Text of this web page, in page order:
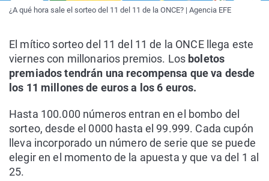
¿A qué hora sale el sorteo del 11 del 11 de la ONCE? | Agencia EFE
El mítico sorteo del 11 del 11 de la ONCE llega este
viernes con millonarios premios. Los boletos
premiados tendrán una recompensa que va desde
los 11 millones de euros a los 6 euros.
Hasta 100.000 números entran en el bombo del
sorteo, desde el 0000 hasta el 99.999. Cada cupón
lleva incorporado un número de serie que se puede
elegir en el momento de la apuesta y que va del 1 al
25.